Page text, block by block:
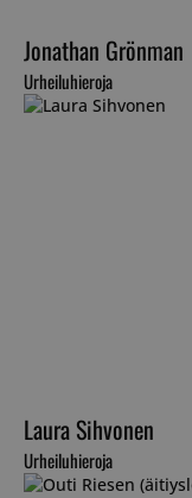
Jonathan Grönman
Urheiluhieroja
Laura Sihvonen
Urheiluhieroja